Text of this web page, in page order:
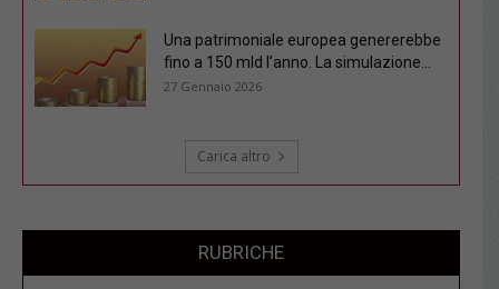
Una patrimoniale europea genererebbe
fino a 150 mld l’anno. La simulazione...
27 Gennaio 2026
Carica altro
RUBRICHE